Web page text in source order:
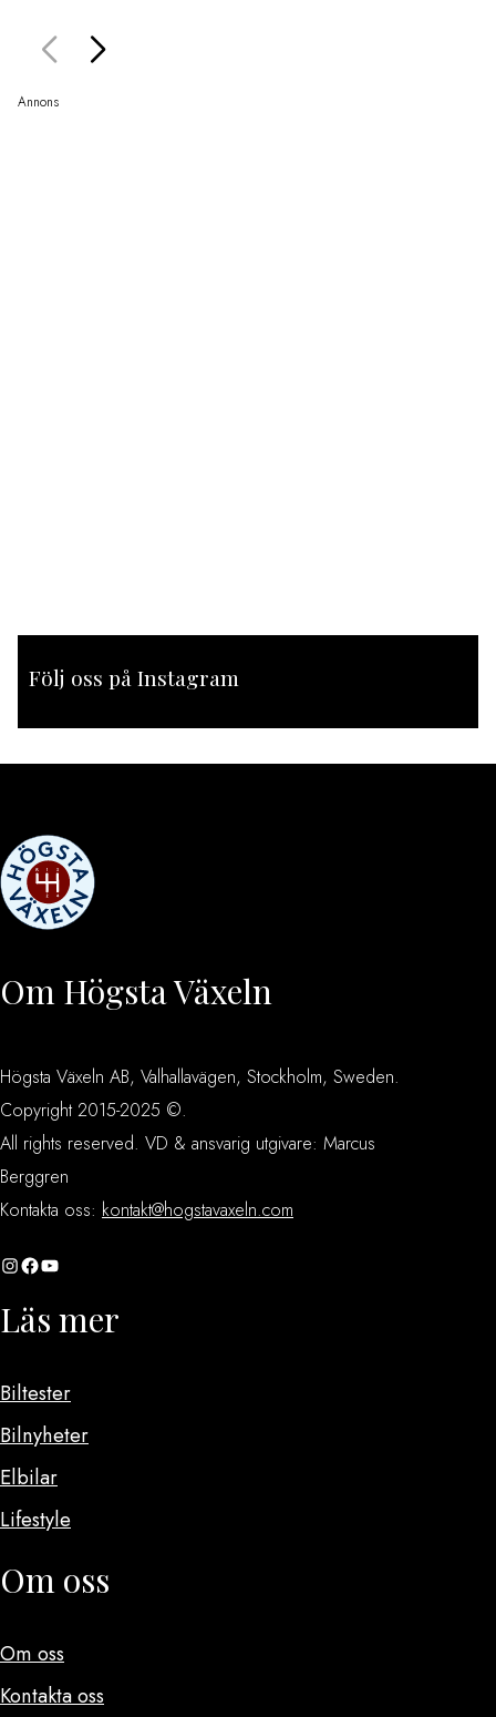
Annons
Följ oss på Instagram
Om Högsta Växeln
Högsta Växeln AB, Valhallavägen, Stockholm, Sweden.
Copyright 2015-2025 ©.
All rights reserved. VD & ansvarig utgivare: Marcus
Berggren
Kontakta oss: kontakt@hogstavaxeln.com
InstagramFacebook YouTube
Läs mer
Biltester
Bilnyheter
Elbilar
Lifestyle
Om oss
Om oss
Kontakta oss